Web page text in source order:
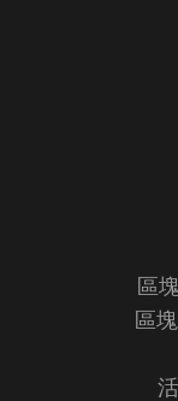
區
區